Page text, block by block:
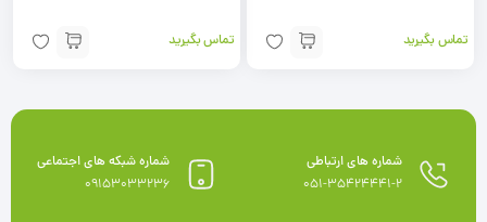
تماس بگیرید تماس بگیرید
شماره های ارتباطی
051-35424441-2
شماره شبکه های اجتماعی
09153033236